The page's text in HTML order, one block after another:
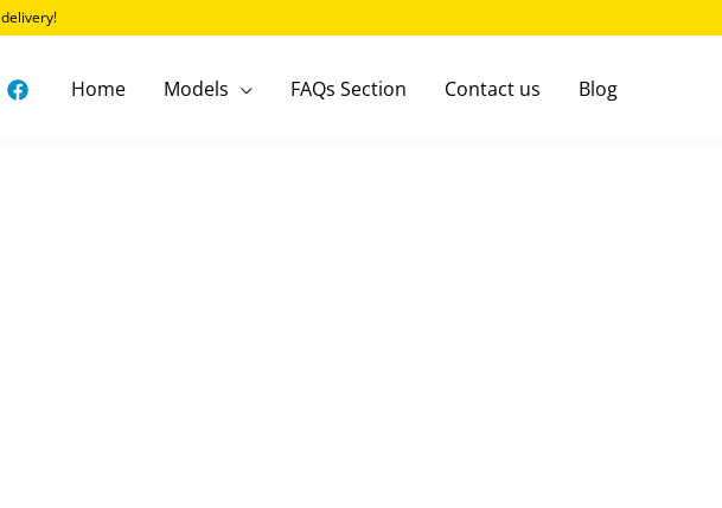
delivery!
Home Models FAQs Section Contact us Blog